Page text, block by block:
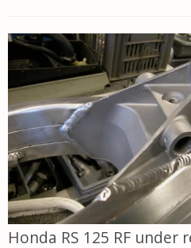
Honda RS 125 RF under